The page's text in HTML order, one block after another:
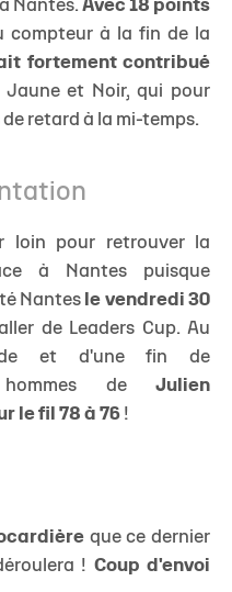
Nantes. Avec 18 points
compteur à la fin de la
fortement contribué
et Noir, qui pour
retard à la mi-temps.
loin pour retrouver la
à Nantes puisque
Nantes le vendredi 30
de Leaders Cup. Au
et d'une fin de
hommes de Julien
le fil 78 à 76 !
que ce dernier
! Coup d'envoi